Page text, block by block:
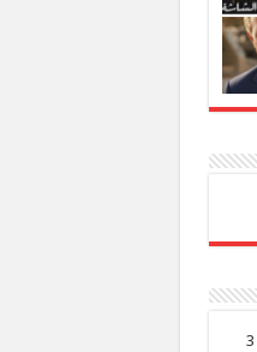
3